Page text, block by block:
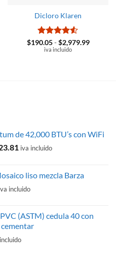
Dicloro Klaren
Valorado
con4.5
$190.05 - $2,979.99Rango
iva incluido
de 42,000 BTU’s con WiFi
El
es:
$27,223.81.
iva incluido
liso mezcla Barza
incluido
(ASTM) cedula 40 con